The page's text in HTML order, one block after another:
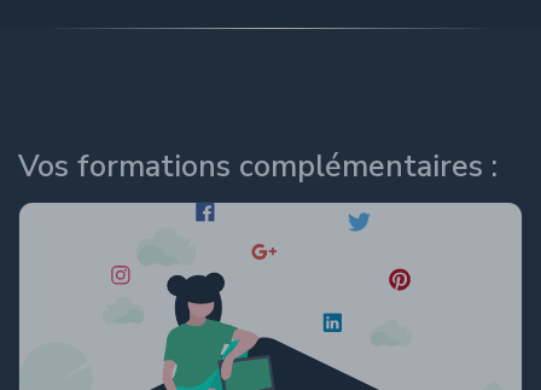
Vos formations complémentaires :